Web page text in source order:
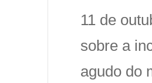
11 de
sobre a
agudo do